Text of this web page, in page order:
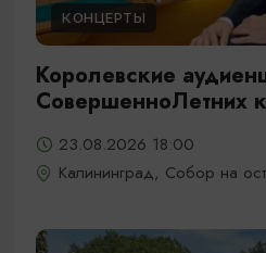
КОНЦЕРТЫ
Королевские
СовершенноЛетних
23.08.2026 18:00
Калининград, Собор на